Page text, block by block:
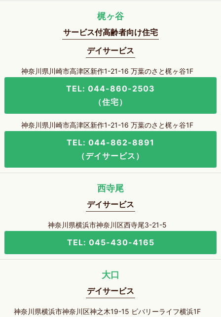
梶ヶ谷
サービス付高齢者向け住宅
デイサービス
神奈川県川崎市高津区新作1-21-16 万葉のさと梶ヶ谷1F
TEL: 044-860-2503
（住宅）
神奈川県川崎市高津区新作1-21-16 万葉のさと梶ヶ谷1F
TEL: 044-862-8891
（デイサービス）
西寺尾
デイサービス
神奈川県横浜市神奈川区西寺尾3-21-5
TEL: 045-430-4165
大口
デイサービス
神奈川県横浜市神奈川区神之木19-15 ビバリーライフ横浜1F